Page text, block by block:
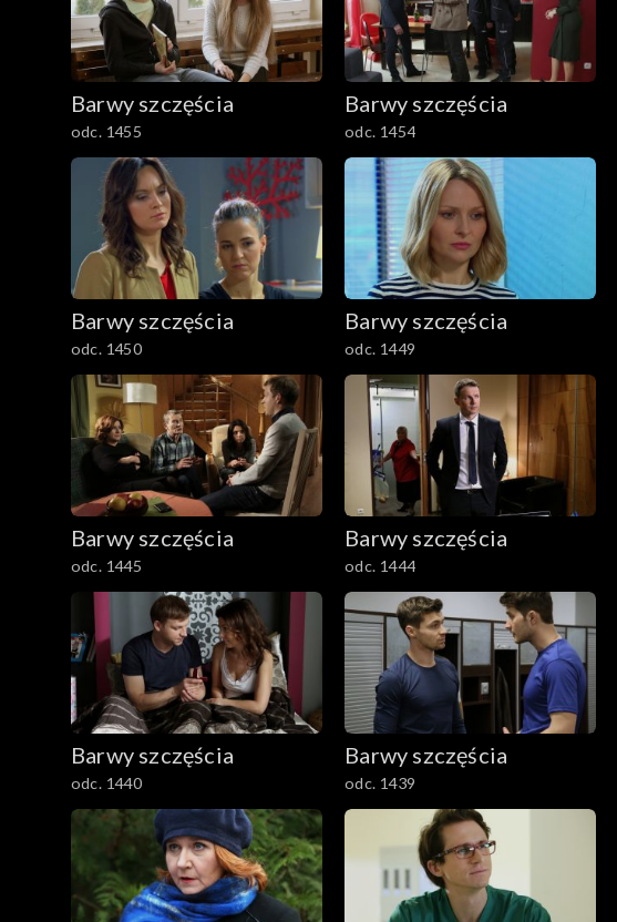
Barwy szczęścia
odc. 1455
Barwy szczęścia
odc. 1454
Barwy szczęścia
odc. 1450
Barwy szczęścia
odc. 1449
Barwy szczęścia
odc. 1445
Barwy szczęścia
odc. 1444
Barwy szczęścia
odc. 1440
Barwy szczęścia
odc. 1439